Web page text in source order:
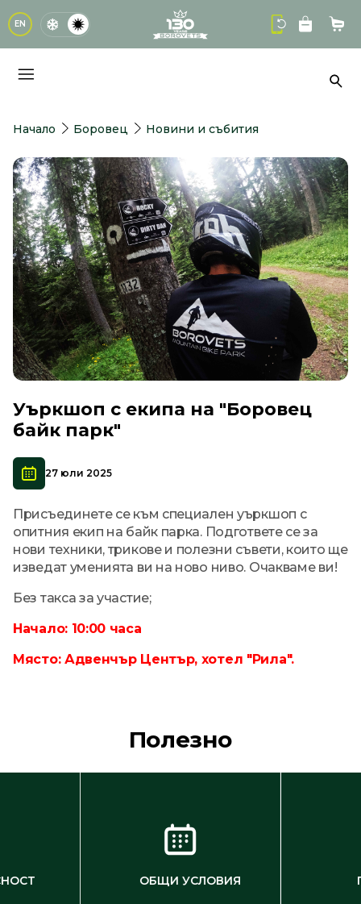
EN logo
Начало Боровец Новини и събития
Уъркшоп с екипа на "Боровец
байк парк"
27 юли 2025
Присъединете се към специален уъркшоп с
опитния екип на байк парка. Подгответе се за
нови техники, трикове и полезни съвети, които ще
изведат уменията ви на ново ниво. Очакваме ви!
Без такса за участие;
Начало: 10:00 часа
Място: Адвенчър Център, хотел "Рила".
Полезно
ОБЩИ УСЛОВИЯ